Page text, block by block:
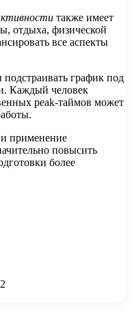
также имеет
отдыха, физической
все аспекты
подстраивать график под
Каждый человек
peak-таймов может
применение
повысить
более